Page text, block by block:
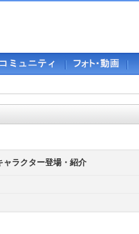
ャラクター登場・紹介